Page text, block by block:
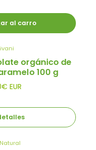
al carro
orgánico de
100 g
EUR